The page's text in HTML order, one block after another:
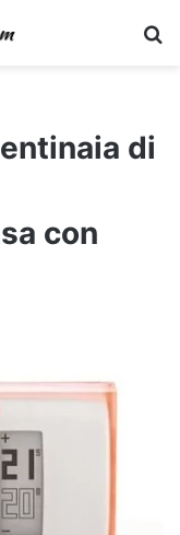
di
con